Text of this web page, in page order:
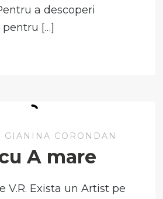
a descoperi
[…]
GIANINA CORONDAN
A mare
V.R. Exista un Artist pe